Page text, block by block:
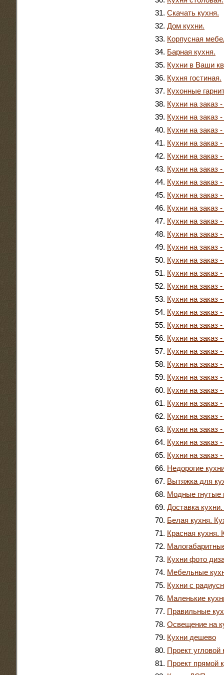
Скачать кухня.
Дом кухни.
Корпусная
Барная кухня.
Кухни в Ваши
Кухня гостиная.
Кухонные
Кухни на заказ
Кухни на заказ
Кухни на заказ
Кухни на заказ
Кухни на заказ
Кухни на заказ
Кухни на заказ
Кухни на заказ
Кухни на заказ
Кухни на заказ
Кухни на заказ -
Кухни на заказ
Кухни на заказ
Кухни на заказ
Кухни на заказ
Кухни на заказ
Кухни на заказ
Кухни на заказ
Кухни на заказ
Кухни на заказ
Кухни на заказ
Кухни на заказ
Кухни на заказ
Кухни на заказ
Кухни на заказ
Кухни на заказ
Кухни на заказ
Кухни на заказ
Недорогие
Вытяжка для
Модные
Доставка
Белая кухня.
Красная кухня.
Кухни фото
Мебельные
Кухни с
Маленькие
Правильные
Освещение на
Кухни дешево
Проект
Проект прямой